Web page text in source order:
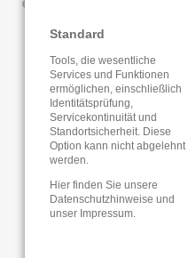
Standard
Tools, die wesentliche
Services und Funktionen
ermöglichen, einschließlich
Identitätsprüfung,
Servicekontinuität und
Standortsicherheit. Diese
Option kann nicht abgelehnt
werden.
Hier finden Sie unsere
Datenschutzhinweise und
unser Impressum.